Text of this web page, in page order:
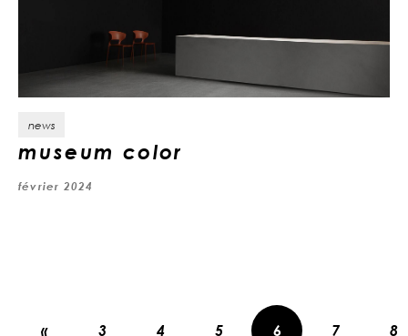
news
museum color
février 2024
« 3 4 5 6 7 8